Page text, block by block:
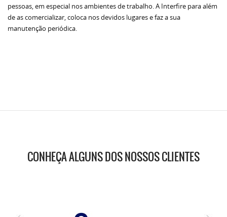
pessoas, em especial nos ambientes de trabalho. A Interfire para além
de as comercializar, coloca nos devidos lugares e faz a sua
manutenção periódica.
CONHEÇA ALGUNS DOS NOSSOS CLIENTES